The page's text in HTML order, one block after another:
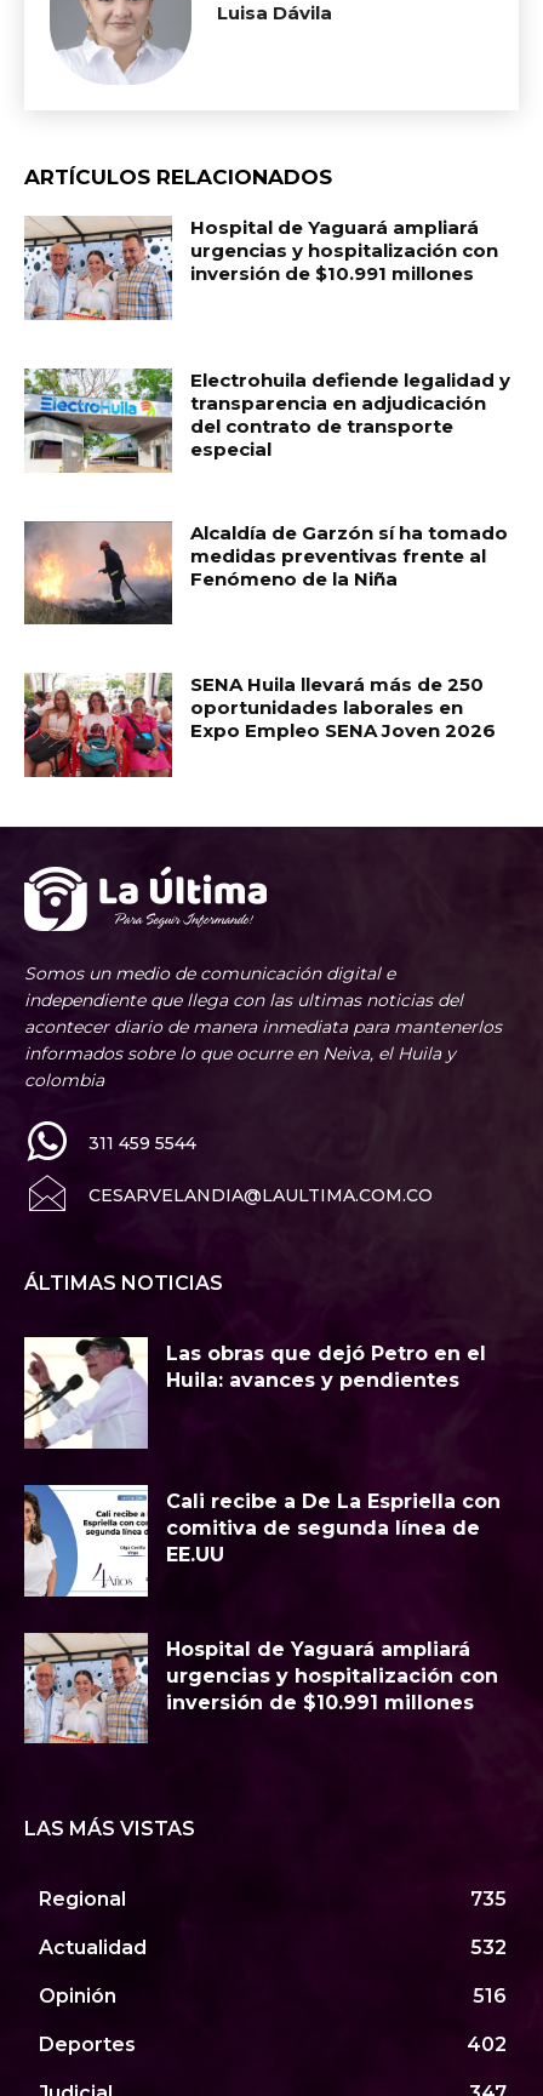
Luisa Dávila
ARTÍCULOS RELACIONADOS
Hospital de Yaguará ampliará
urgencias y hospitalización con
inversión de $10.991 millones
Electrohuila defiende legalidad y
transparencia en adjudicación
del contrato de transporte
especial
Alcaldía de Garzón sí ha tomado
medidas preventivas frente al
Fenómeno de la Niña
SENA Huila llevará más de 250
oportunidades laborales en
Expo Empleo SENA Joven 2026
Somos un medio de comunicación digital e
independiente que llega con las ultimas noticias del
acontecer diario de manera inmediata para mantenerlos
informados sobre lo que ocurre en Neiva, el Huila y
colombia
311 459 5544
CESARVELANDIA@LAULTIMA.COM.CO
ÁLTIMAS NOTICIAS
Las obras que dejó Petro en el
Huila: avances y pendientes
Cali recibe a De La Espriella con
comitiva de segunda línea de
EE.UU
Hospital de Yaguará ampliará
urgencias y hospitalización con
inversión de $10.991 millones
LAS MÁS VISTAS
Regional 735
Actualidad 532
Opinión 516
Deportes 402